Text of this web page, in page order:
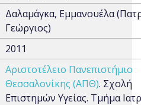
Δαλαμάγκα, Εμμανουέλα
Γεώργιος)
2011
Αριστοτέλειο Πανεπιστήμιο
Θεσσαλονίκης (ΑΠΘ). Σχολή
Επιστημών Υγείας. Τμήμα